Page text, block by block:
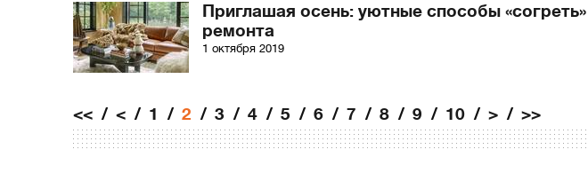
Приглашая осень: уютные способы
ремонта
1 октября 2019
<< < 1 2 3 4 5 6 7 8 9 10 > >>